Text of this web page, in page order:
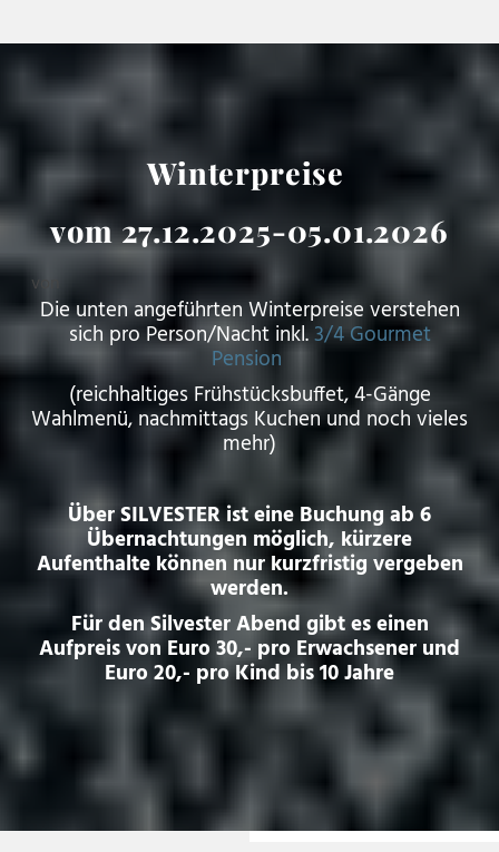
Winterpreise
vom 27.12.2025-05.01.2026
von
Die unten angeführten Winterpreise verstehen
sich pro Person/Nacht inkl.3/4 Gourmet
Pension
(reichhaltiges Frühstücksbuffet, 4-Gänge
Wahlmenü, nachmittags Kuchen und noch vieles
mehr)
Über SILVESTER ist eine Buchung ab 6
Übernachtungen möglich, kürzere
Aufenthalte können nur kurzfristig vergeben
werden.
Für den Silvester Abend gibt es einen
Aufpreis von Euro 30,- pro Erwachsener und
Euro 20,- pro Kind bis 10 Jahre